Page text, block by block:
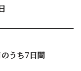
うち7日間